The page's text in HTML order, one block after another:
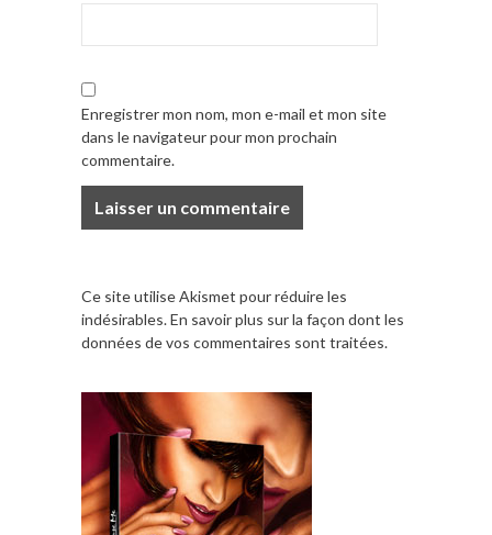
Enregistrer mon nom, mon e-mail et mon site
dans le navigateur pour mon prochain
commentaire.
Ce site utilise Akismet pour réduire les
indésirables.En savoir plus sur la façon dont les
données de vos commentaires sont traitées.